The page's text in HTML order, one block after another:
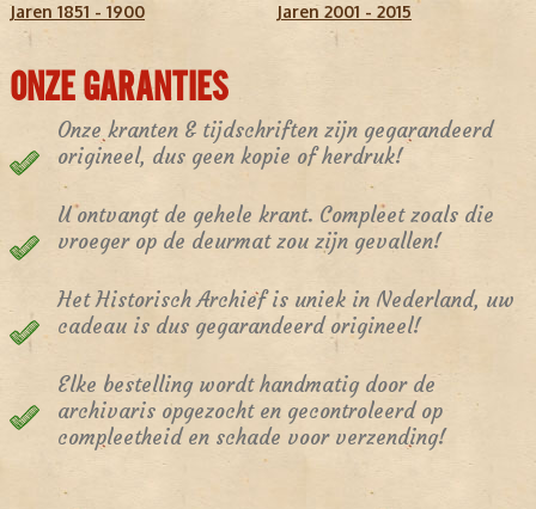
Jaren 1851 - 1900 Jaren 2001 - 2015
ONZE GARANTIES
Onze kranten & tijdschriften zijn gegarandeerd
origineel, dus geen kopie of herdruk!
U ontvangt de gehele krant. Compleet zoals die
vroeger op de deurmat zou zijn gevallen!
Het Historisch Archief is uniek in Nederland, uw
cadeau is dus gegarandeerd origineel!
Elke bestelling wordt handmatig door de
archivaris opgezocht en gecontroleerd op
compleetheid en schade voor verzending!